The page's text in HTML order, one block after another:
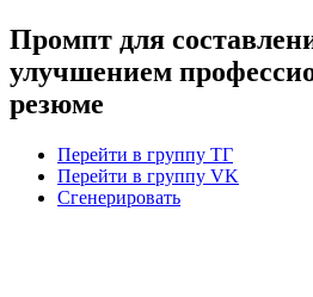
Промпт для
улучшением
резюме
Перейти в группу ТГ
Перейти в группу VK
Сгенерировать